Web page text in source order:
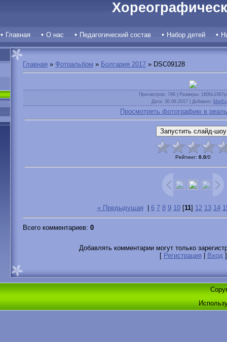
Главная О нас Педагогический состав Набор детей
Главная » Фотоальбом » Болгария 2017 » DSC09128
Просмотров: 796 | Размеры:
Дата: 30.08.2017 | Добавил:
Просмотреть фотографию в
Рейтинг: 0.0/0
« Предыдущая 6 7 8 9 10[11] 12 13 14
Всего комментариев: 0
Добавлять комментарии могут только
[ Регистрация Вход]